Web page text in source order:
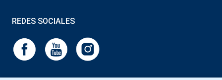
REDES SOCIALES